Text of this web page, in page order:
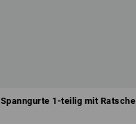
Spanngurte 1-teilig mit Ratsche